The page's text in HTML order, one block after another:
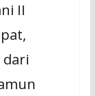
II
dari